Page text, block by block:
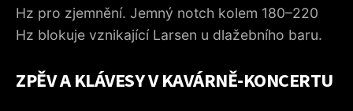
Hz pro zjemnění. Jemný notch kolem 180–220
Hz blokuje vznikající Larsen u dlažebního baru.
ZPĚV A KLÁVESY V KAVÁRNĚ-KONCERTU